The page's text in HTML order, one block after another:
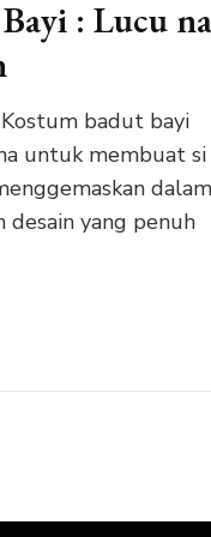
: Lucu
badut bayi
untuk membuat si
desain yang penuh